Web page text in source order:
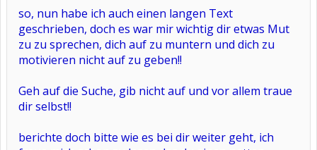
so, nun habe ich auch einen langen Text
geschrieben, doch es war mir wichtig dir etwas Mut
zu zu sprechen, dich auf zu muntern und dich zu
motivieren nicht auf zu geben!!
Geh auf die Suche, gib nicht auf und vor allem traue
dir selbst!!
berichte doch bitte wie es bei dir weiter geht, ich